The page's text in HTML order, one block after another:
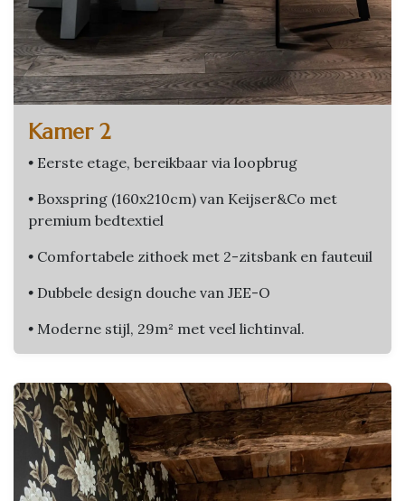
Kamer 2
• Eerste etage, bereikbaar via loopbrug
• Boxspring (160x210cm) van Keijser&Co met
premium bedtextiel
• Comfortabele zithoek met 2-zitsbank en fauteuil
• Dubbele design douche van JEE-O
• Moderne stijl, 29m² met veel lichtinval.